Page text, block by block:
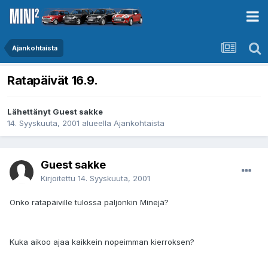
Ajankohtaista
Ratapäivät 16.9.
Lähettänyt Guest sakke
14. Syyskuuta, 2001 alueella Ajankohtaista
Guest sakke
Kirjoitettu 14. Syyskuuta, 2001
Onko ratapäiville tulossa paljonkin Minejä?
Kuka aikoo ajaa kaikkein nopeimman kierroksen?